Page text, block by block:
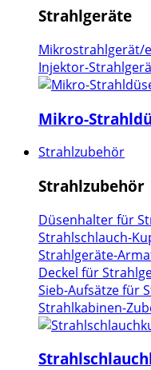
Strahlgeräte
Mikrostrahlgerät/e
Injektor-
Mikro-
Strahlzubehör
Strahlzubehör
Düsenhalter für
Strahlschlauch-
Strahlgeräte-
Deckel für
Sieb-Aufsätze für
Strahlkabinen-